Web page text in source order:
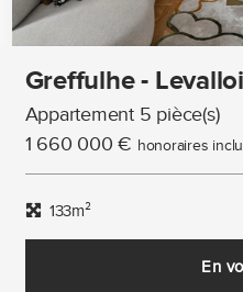
Greffulhe -
Appartement 5 pièce(s)
1 660 000 € honoraires
133m²
En